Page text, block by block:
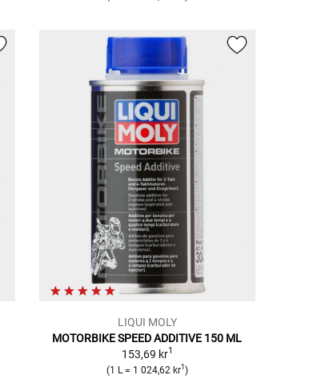
LIQUI MOLY
MOTORBIKE SPEED ADDITIVE 150 ML
153,69 kr1
(1 L = 1 024,62 kr1 )